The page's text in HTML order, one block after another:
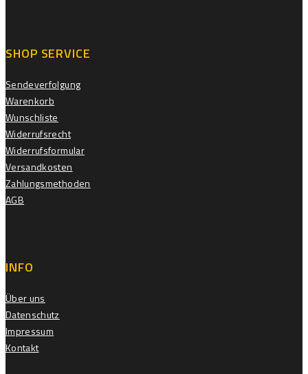
SHOP SERVICE
Sendeverfolgung
Warenkorb
Wunschliste
Widerrufsrecht
Widerrufsformular
Versandkosten
Zahlungsmethoden
AGB
INFO
Über uns
Datenschutz
Impressum
Kontakt